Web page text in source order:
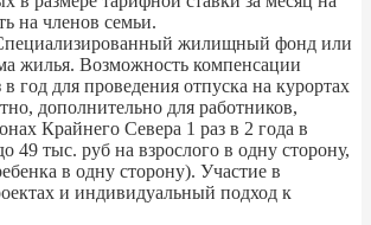
на членов семьи.
жилищный фонд или
жилья. Возможность компенсации
в год для проведения отпуска на курортах
дополнительно для работников,
Крайнего Севера 1 раз в 2 года в
49 тыс. руб на взрослого в одну сторону,
в одну сторону). Участие в
и индивидуальный подход к